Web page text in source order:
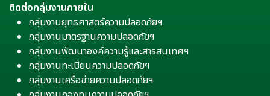
ติดต่อกลุ่มงานภายใน
กลุ่มงานยุทธศาสตร์ความปลอดภัยฯ
กลุ่มงานมาตรฐานความปลอดภัยฯ
กลุ่มงานพัฒนาองค์ความรู้และสารสนเทศฯ
กลุ่มงานทะเบียนความปลอดภัยฯ
กลุ่มงานเครือข่ายความปลอดภัยฯ